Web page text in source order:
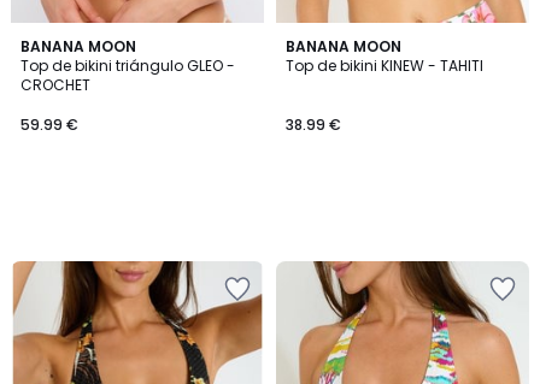
BANANA MOON
Top de bikini triángulo GLEO -
CROCHET
59.99 €
BANANA MOON
Top de bikini KINEW - TAHITI
38.99 €